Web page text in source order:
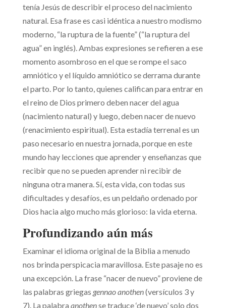
tenía Jesús de describir el proceso del nacimiento
natural. Esa frase es casi idéntica a nuestro modismo
moderno, “la ruptura de la fuente” (“la ruptura del
agua” en inglés). Ambas expresiones se refieren a ese
momento asombroso en el que se rompe el saco
amniótico y el líquido amniótico se derrama durante
el parto. Por lo tanto, quienes califican para entrar en
el reino de Dios primero deben nacer del agua
(nacimiento natural) y luego, deben nacer de nuevo
(renacimiento espiritual). Esta estadía terrenal es un
paso necesario en nuestra jornada, porque en este
mundo hay lecciones que aprender y enseñanzas que
recibir que no se pueden aprender ni recibir de
ninguna otra manera. Sí, esta vida, con todas sus
dificultades y desafíos, es un peldaño ordenado por
Dios hacia algo mucho más glorioso: la vida eterna.
Profundizando aún más
Examinar el idioma original de la Biblia a menudo
nos brinda perspicacia maravillosa. Este pasaje no es
una excepción. La frase “nacer de nuevo” proviene de
las palabras griegas gennao anothen(versículos 3 y
7). La palabra anothense traduce ‘de nuevo’ solo dos